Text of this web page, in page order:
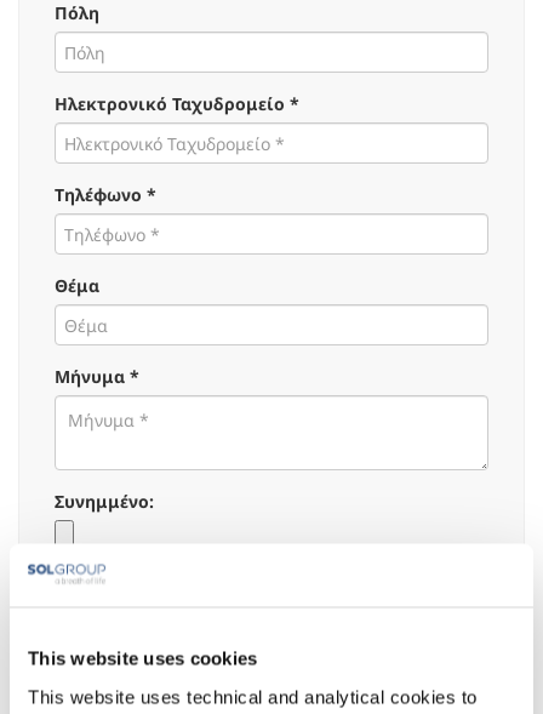
This website uses cookies
This website uses technical and analytical cookies to
Πόλη
Ηλεκτρονικό Ταχυδρομείο *
Τηλέφωνο *
Θέμα
Μήνυμα *
Συνημμένο:
Ιατρική - Επιστημονική Πληροφόρηση
Αναφορά Ανεπιθύμητων Ενεργειών /